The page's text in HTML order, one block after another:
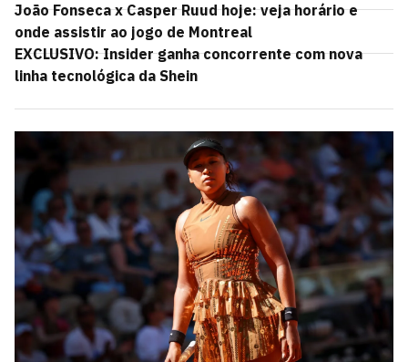
João Fonseca x Casper Ruud hoje: veja horário e
onde assistir ao jogo de Montreal
EXCLUSIVO: Insider ganha concorrente com nova
linha tecnológica da Shein